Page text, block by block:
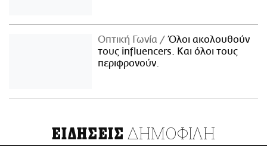
Οπτική Γωνία
Όλοι ακολουθούν
τους influencers. Και όλοι τους
περιφρονούν.
ΕΙΔΗΣΕΙΣ ΔΗΜΟΦΙΛΗ